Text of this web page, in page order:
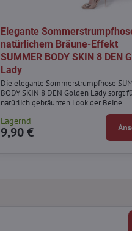
Elegante
natürlichem Bräune-Effekt
SUMMER BODY SKIN 8 DEN
Lady
Die elegante Sommerstrumpfhose
BODY SKIN 8 DEN Golden Lady sorgt
natürlich gebräunten Look der Beine.
Lagernd
9,90 €